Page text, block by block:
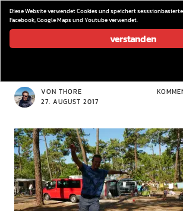
wieder los…
VON THORE
27. AUGUST 2017
Diese Website verwendet Cookies und speichert
Facebook, Google Maps und Youtube verwendet.
verstanden